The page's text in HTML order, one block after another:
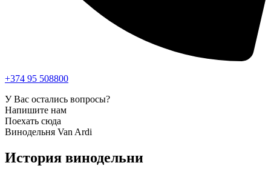
+374 95 508800
У Вас остались вопросы?
Напишите нам
Поехать сюда
Винодельня Van Ardi
История винодельни